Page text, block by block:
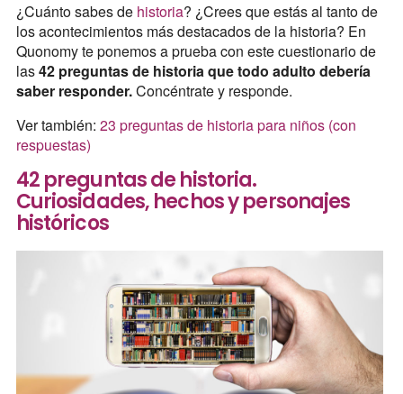
¿Cuánto sabes de historia? ¿Crees que estás al tanto de
los acontecimientos más destacados de la historia? En
Quonomy te ponemos a prueba con este cuestionario de
las42 preguntas de historia que todo adulto debería
saber responder.Concéntrate y responde.
Ver también: 23 preguntas de historia para niños (con
respuestas)
42 preguntas de historia.
Curiosidades, hechos y personajes
históricos